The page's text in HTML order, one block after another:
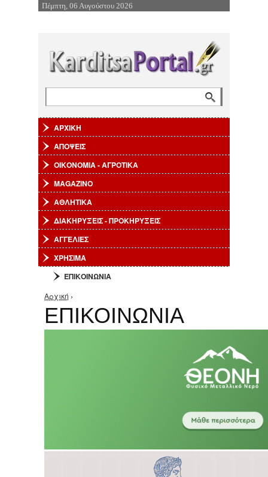
Επιστροφή στην Πλοήγηση
Πέμπτη, 06 Αυγούστου 2026
ΑΡΧΙΚΗ
ΑΠΟΨΕΙΣ
ΟΙΚΟΝΟΜΙΑ - ΑΓΡΟΤΙΚΑ
MAGAZINO
ΑΘΛΗΤΙΚΑ
ΔΙΑΚΗΡΥΞΕΙΣ - ΠΡΟΚΗΡΥΞΕΙΣ
ΑΓΓΕΛΙΕΣ
ΧΡΗΣΙΜΑ
ΕΠΙΚΟΙΝΩΝΙΑ
Είστε εδώ
Αρχική ›
ΕΠΙΚΟΙΝΩΝΙΑ